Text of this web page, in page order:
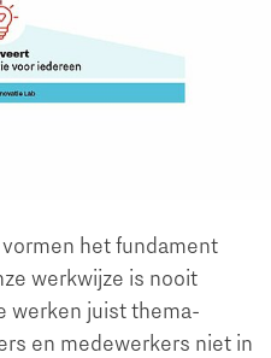
het fundament
werkwijze is nooit
werken juist thema-
en medewerkers niet in